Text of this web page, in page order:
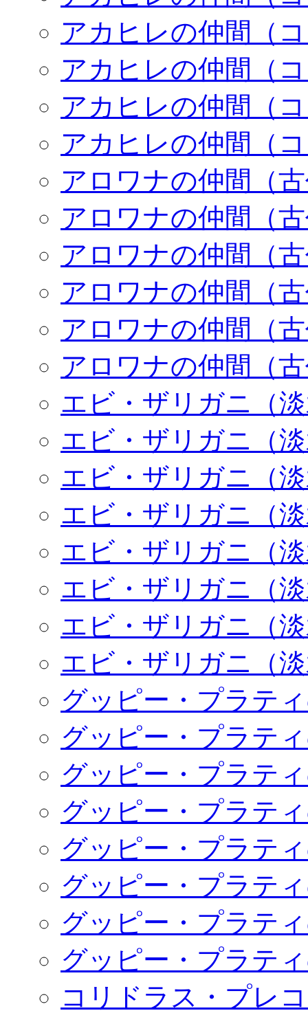
アカヒレの仲間（
アカヒレの仲間（
アカヒレの仲間（
アカヒレの仲間（
アロワナの仲間（
アロワナの仲間（
アロワナの仲間（
アロワナの仲間（
アロワナの仲間（
アロワナの仲間（
エビ・ザリガニ（
エビ・ザリガニ（
エビ・ザリガニ（
エビ・ザリガニ（
エビ・ザリガニ（
エビ・ザリガニ（
エビ・ザリガニ（
エビ・ザリガニ（
グッピー・プラテ
グッピー・プラテ
グッピー・プラテ
グッピー・プラテ
グッピー・プラテ
グッピー・プラテ
グッピー・プラテ
グッピー・プラテ
コリドラス・プレ